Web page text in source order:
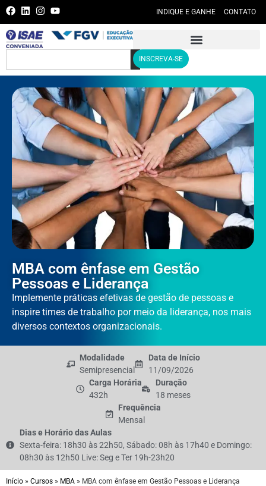
INDIQUE E GANHE CONTATO
INSCREVA-SE
MBA com ênfase em Gestão
Pessoas e Liderança
Implemente práticas efetivas de gestão de pessoas e
inspire times de trabalho por meio da liderança, nos mais
diversos contextos organizacionais.
Modalidade
Semipresencial
Data de Início
11/09/2026
Carga Horária
432h
Duração
18 meses
Frequência
Mensal
Dias e Horário das Aulas
Sexta-feira: 18h30 às 22h50, Sábado: 08h às 17h40 e Domingo:
08h30 às 12h50 Live: Seg e Ter 19h-23h20
Início » Cursos » MBA » MBA com ênfase em Gestão Pessoas e Liderança